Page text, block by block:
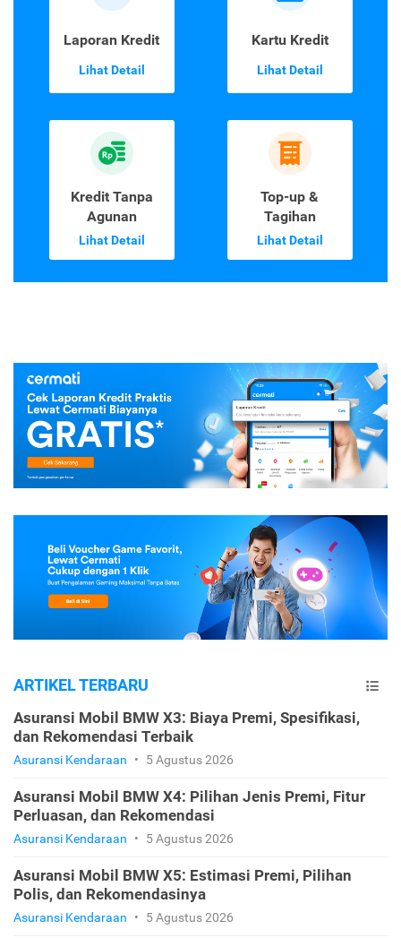
Laporan Kredit
Lihat Detail
Kartu Kredit
Lihat Detail
Kredit Tanpa
Agunan
Lihat Detail
Top-up &
Tagihan
Lihat Detail
ARTIKEL TERBARU
Asuransi Mobil BMW X3: Biaya Premi, Spesifikasi,
dan Rekomendasi Terbaik
Asuransi Kendaraan • 5 Agustus 2026
Asuransi Mobil BMW X4: Pilihan Jenis Premi, Fitur
Perluasan, dan Rekomendasi
Asuransi Kendaraan • 5 Agustus 2026
Asuransi Mobil BMW X5: Estimasi Premi, Pilihan
Polis, dan Rekomendasinya
Asuransi Kendaraan • 5 Agustus 2026